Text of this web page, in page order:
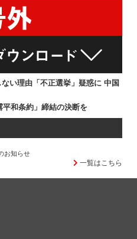
い理由「不正選挙」疑惑に 中国
和条約」締結の決断を
お知らせ
一覧はこちら